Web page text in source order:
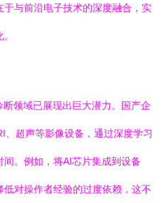
与前沿电子技术的深度融合，实
领域已展现出巨大潜力。国产企
超声等影像设备，通过深度学习
。例如，将AI芯片集成到设备
对操作者经验的过度依赖，这不